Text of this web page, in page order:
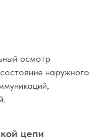
осмотр
наружного
цепи